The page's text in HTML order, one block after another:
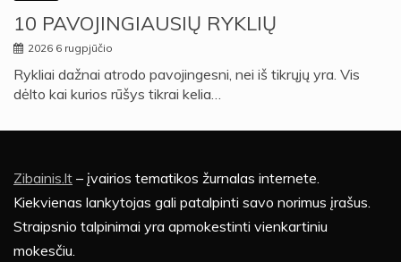
10 PAVOJINGIAUSIŲ RYKLIŲ
2026 6 rugpjūčio
Rykliai dažnai atrodo pavojingesni, nei iš tikrųjų yra. Vis
dėlto kai kurios rūšys tikrai kelia…
Zibainis.lt – įvairios tematikos žurnalas internete.
Kiekvienas lankytojas gali patalpinti savo norimus įrašus.
Straipsnio talpinimai yra apmokestinti vienkartiniu
mokesčiu.